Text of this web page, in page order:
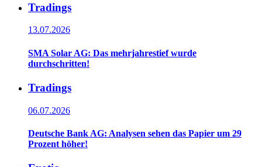
Tradings
13.07.2026
SMA Solar AG: Das mehrjahrestief wurde
durchschritten!
Tradings
06.07.2026
Deutsche Bank AG: Analysen sehen das Papier um 29
Prozent höher!